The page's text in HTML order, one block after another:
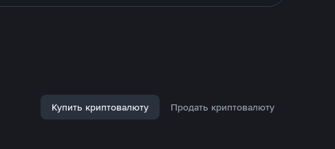
Купить криптовалюту Продать криптовалюту